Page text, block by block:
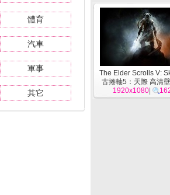
體育
汽車
軍事
其它
The Elder Scrolls V:
古捲軸5：天際 高清
1920x1080